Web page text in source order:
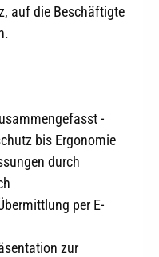
auf die Beschäftigte
-
bis Ergonomie
durch
per E-
zur